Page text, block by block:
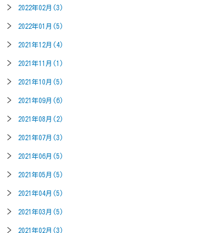
2022年02月(3)
2022年01月(5)
2021年12月(4)
2021年11月(1)
2021年10月(5)
2021年09月(6)
2021年08月(2)
2021年07月(3)
2021年06月(5)
2021年05月(5)
2021年04月(5)
2021年03月(5)
2021年02月(3)